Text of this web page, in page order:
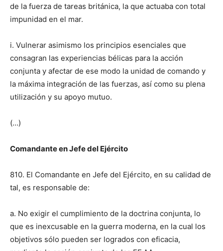
de la fuerza de tareas británica, la que actuaba con total
impunidad en el mar.
i. Vulnerar asimismo los principios esenciales que
consagran las experiencias bélicas para la acción
conjunta y afectar de ese modo la unidad de comando y
la máxima integración de las fuerzas, así como su plena
utilización y su apoyo mutuo.
(…)
Comandante en Jefe del Ejército
810. El Comandante en Jefe del Ejército, en su calidad de
tal, es responsable de:
a. No exigir el cumplimiento de la doctrina conjunta, lo
que es inexcusable en la guerra moderna, en la cual los
objetivos sólo pueden ser logrados con eficacia,